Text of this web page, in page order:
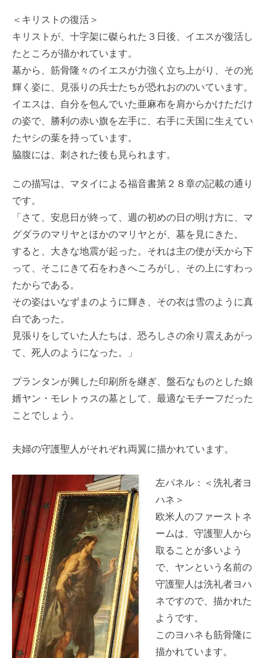
＜キリストの復活＞
キリストが、十字架に磔られた３日後、イエスが復活し
たところが描かれています。
墓から、筋骨隆々のイエスが力強く立ち上がり、その光
輝く姿に、見張りの兵士たちが恐れおののいています。
イエスは、自分を包んでいた亜麻布を肩からかけただけ
の姿で、勝利の赤い旗を左手に、右手に天国に生えてい
たヤシの葉を持っています。
脇腹には、刺された後も見られます。
この描写は、マタイによる福音書第２８章の記載の通り
です。
「さて、安息日が終って、週の初めの日の明け方に、マ
グダラのマリヤとほかのマリヤとが、墓を見にきた。
すると、大きな地震が起った。それは主の使が天から下
って、そこにきて石をわきへころがし、その上にすわっ
たからである。
その姿はいなずまのように輝き、その衣は雪のように真
白であった。
見張りをしていた人たちは、恐ろしさの余り震えあがっ
て、死人のようになった。」
プランタンが興した印刷所を継ぎ、盤石なものとした娘
婿ヤン・モレトゥスの墓として、最適なモチーフだった
ことでしょう。
夫婦の守護聖人がそれぞれ両翼に描かれています。
左パネル：＜洗礼者ヨ
ハネ＞
欧米人のファーストネ
ームは、守護聖人から
取ることが多いよう
で、ヤンという名前の
守護聖人は洗礼者ヨハ
ネですので、描かれた
ようです。
このヨハネも筋骨隆に
描かれています。